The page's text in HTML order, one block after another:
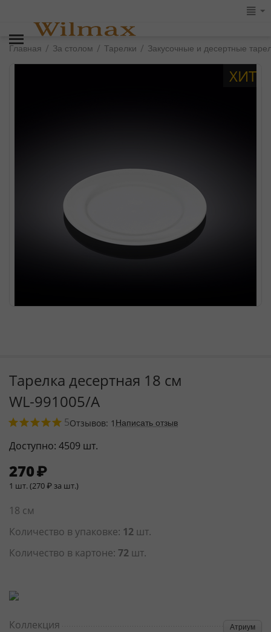
Главная / За столом / Тарелки / Закусочные и десертные
Тарелка десертная 18 см
WL‑991005/A
5Отзывов: 1 Написать отзыв
Доступно: 4509 шт.
270₽
1 шт. (270₽за шт.)
18 см
Количество в упаковке: 12 шт.
Количество в картоне: 72 шт.
Коллекция Атриум